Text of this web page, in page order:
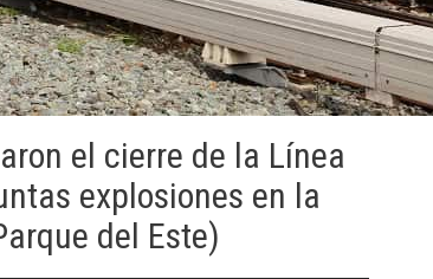
el cierre de la Línea
explosiones en la
del Este)